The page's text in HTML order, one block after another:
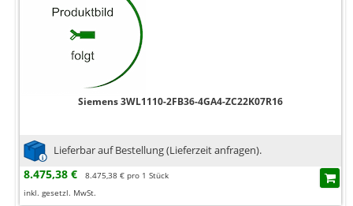
Siemens 3WL1110-2FB36-4GA4-ZC22K07R16
Lieferbar auf Bestellung (Lieferzeit anfragen).
8.475,38 €
8.475,38 € pro 1 Stück
inkl. gesetzl. MwSt.